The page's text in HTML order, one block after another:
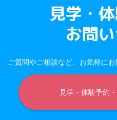
見学・
お問
ご質問やご相談など、お気軽にお
見学・体験予約